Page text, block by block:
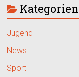
Kategorien
Jugend
News
Sport